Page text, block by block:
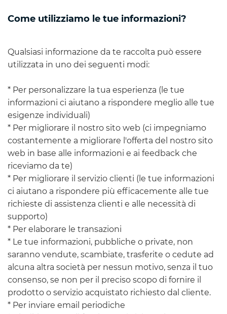
Come utilizziamo le tue informazioni?
Qualsiasi informazione da te raccolta può essere
utilizzata in uno dei seguenti modi:
* Per personalizzare la tua esperienza (le tue
informazioni ci aiutano a rispondere meglio alle tue
esigenze individuali)
* Per migliorare il nostro sito web (ci impegniamo
costantemente a migliorare l'offerta del nostro sito
web in base alle informazioni e ai feedback che
riceviamo da te)
* Per migliorare il servizio clienti (le tue informazioni
ci aiutano a rispondere più efficacemente alle tue
richieste di assistenza clienti e alle necessità di
supporto)
* Per elaborare le transazioni
* Le tue informazioni, pubbliche o private, non
saranno vendute, scambiate, trasferite o cedute ad
alcuna altra società per nessun motivo, senza il tuo
consenso, se non per il preciso scopo di fornire il
prodotto o servizio acquistato richiesto dal cliente.
* Per inviare email periodiche